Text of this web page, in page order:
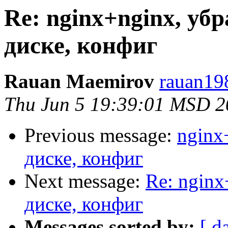
Re: nginx+nginx,
диске, конфиг
Rauan Maemirov
Thu Jun 5 19:39:01 MSD
Previous message:
диске, конфиг
Next message: Re:
диске, конфиг